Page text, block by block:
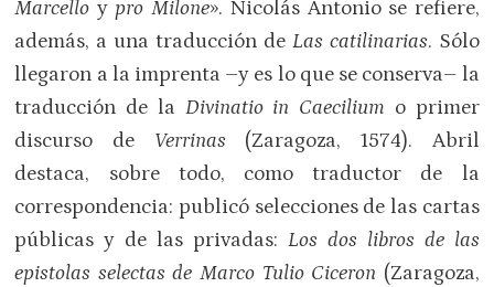
Marcello y pro Milone». Nicolás Antonio se refiere,
además, a una traducción de Las catilinarias. Sólo
llegaron a la imprenta –y es lo que se conserva– la
traducción de la Divinatio in Caecilium o primer
discurso de Verrinas (Zaragoza, 1574). Abril
destaca, sobre todo, como traductor de la
correspondencia: publicó selecciones de las cartas
públicas y de las privadas: Los dos libros de las
epistolas selectas de Marco Tulio Ciceron (Zaragoza,